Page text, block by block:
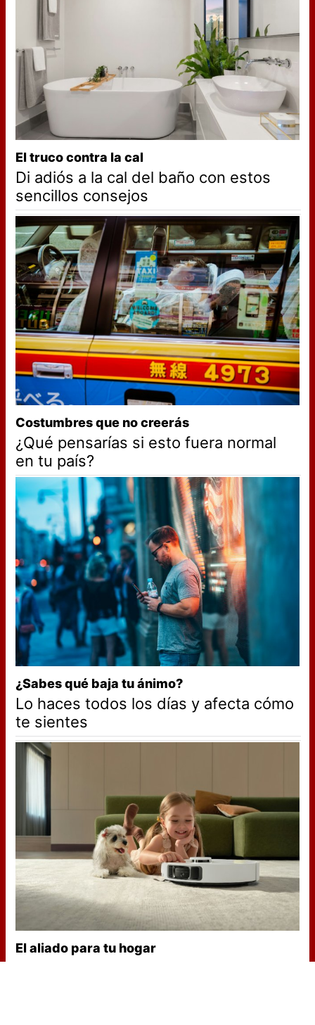
El truco contra la cal
Di adiós a la cal del baño con estos
sencillos consejos
Costumbres que no creerás
¿Qué pensarías si esto fuera normal
en tu país?
¿Sabes qué baja tu ánimo?
Lo haces todos los días y afecta cómo
te sientes
El aliado para tu hogar